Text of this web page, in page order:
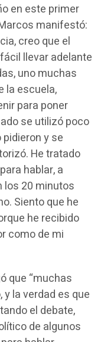
en este primer
manifestó:
creo que el
llevar adelante
uno muchas
la escuela,
para poner
se utilizó poco
y se
He tratado
hablar, a
los 20 minutos
Siento que he
he recibido
como de mi
que “muchas
la verdad es que
el debate,
de algunos